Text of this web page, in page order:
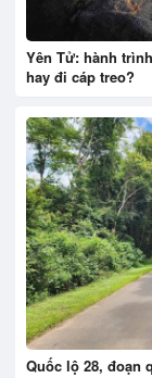
Yên Tử: hành
hay đi cáp treo?
Quốc lộ 28, đoạn